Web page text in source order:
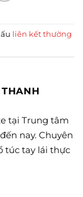
liên kết thường
tại Trung tâm
nay. Chuyên
túc tay lái thực